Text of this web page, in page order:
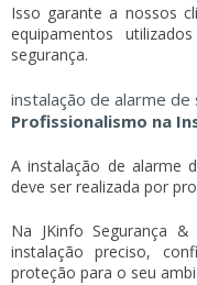
Isso garante a nossos
equipamentos
segurança.
instalação de alarme
Profissionalismo na
Ainstalação de alarme
deve ser realizada por
Na JKinfo Segurança
instalação preciso,
proteção para o seu